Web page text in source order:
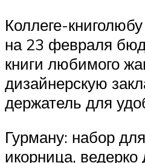
Коллеге-
на 23 февраля
книги любимого
дизайнерскую
держатель для
Гурману: набор
икорница, ведерко